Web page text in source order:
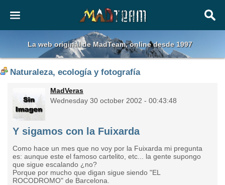
La web original de MadTeam, online desde 1997
Naturaleza, ecología y fotografía
MadVeras
Wednesday 30 october 2002 - 00:43:48
Y sigamos con la Fuixarda
Como hace un mes que no voy por la Fuixarda mi pregunta
es: aunque este el famoso cartelito, etc... la gente supongo
que sigue escalando ¿no?
Porque por mucho que digan sigue siendo "EL
ROCODROMO" de Barcelona.